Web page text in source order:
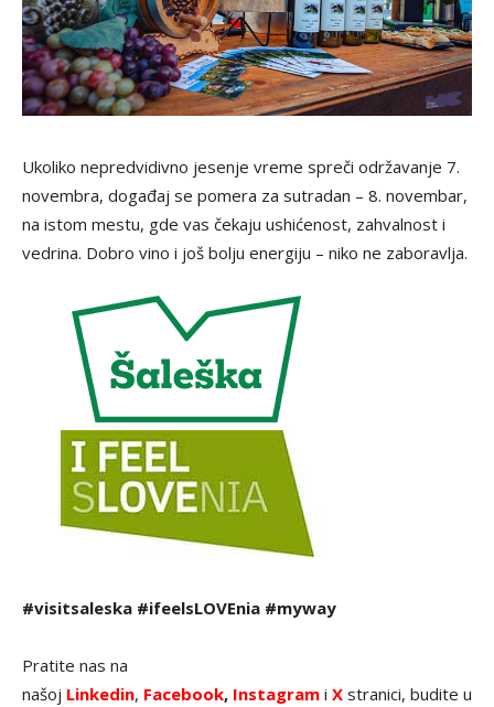
Ukoliko nepredvidivno jesenje vreme spreči održavanje 7.
novembra, događaj se pomera za sutradan – 8. novembar,
na istom mestu, gde vas čekaju ushićenost, zahvalnost i
vedrina. Dobro vino i još bolju energiju – niko ne zaboravlja.
#visitsaleska #ifeelsLOVEnia #myway
Pratite nas na
našoj Linkedin, Facebook, Instagram i X stranici, budite u